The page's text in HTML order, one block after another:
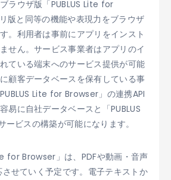
ラウザ版「PUBLUS Lite for
版と同等の機能や表現力をブラウザ
。利用者は事前にアプリをインスト
せん。サービス事業者はアプリのイ
ている端末へのサービス提供が可能
顧客データベースを保有している事
Lite for Browser」の連携API
易に自社データベースと「PUBLUS
ビスの構築が可能になります。
for Browser」は、PDFや動画・音声
させていく予定です。電子テキストか